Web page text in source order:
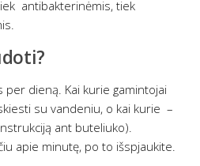
antibakterinėmis, tiek
per dieną. Kai kurie gamintojai
su vandeniu, o kai kurie –
ant buteliuko).
apie minutę, po to išspjaukite.